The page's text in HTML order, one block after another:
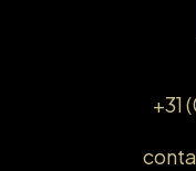
+31